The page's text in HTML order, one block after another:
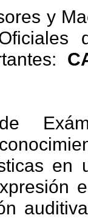
y
de
en